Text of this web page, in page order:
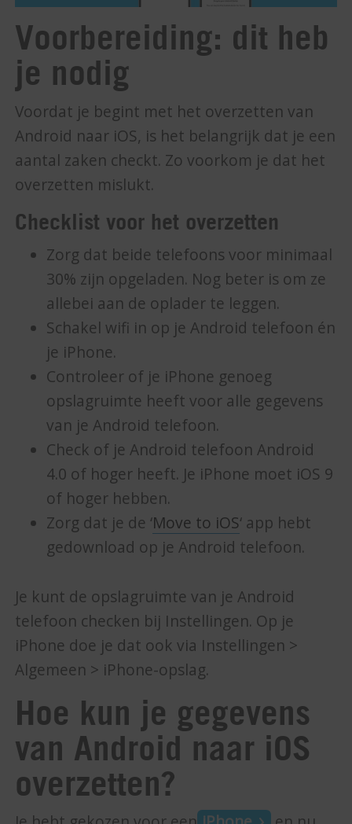
Voorbereiding: dit heb
je nodig
Voordat je begint met het overzetten van
Android naar iOS, is het belangrijk dat je een
aantal zaken checkt. Zo voorkom je dat het
overzetten mislukt.
Checklist voor het overzetten
Zorg dat beide telefoons voor minimaal
30% zijn opgeladen. Nog beter is om ze
allebei aan de oplader te leggen.
Schakel wifi in op je Android telefoon én
je iPhone.
Controleer of je iPhone genoeg
opslagruimte heeft voor alle gegevens
van je Android telefoon.
Check of je Android telefoon Android
4.0 of hoger heeft. Je iPhone moet iOS 9
of hoger hebben.
Zorg dat je de ‘Move to iOS‘ app hebt
gedownload op je Android telefoon.
Je kunt de opslagruimte van je Android
telefoon checken bij Instellingen. Op je
iPhone doe je dat ook via Instellingen >
Algemeen > iPhone-opslag.
Hoe kun je gegevens
van Android naar iOS
overzetten?